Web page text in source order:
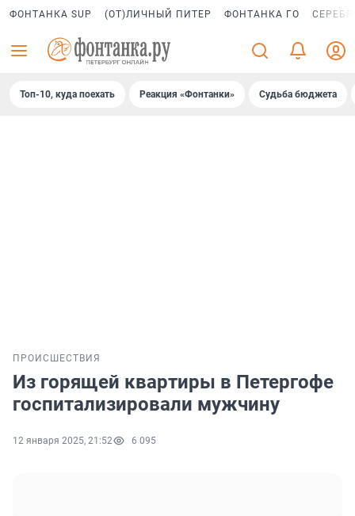
ФОНТАНКА SUP (ОТ)ЛИЧНЫЙ ПИТЕР ФОНТАНКА ГО
Топ-10, куда поехать Реакция «Фонтанки» Судьба бюджета
ПРОИСШЕСТВИЯ
Из горящей квартиры в Петергофе
госпитализировали мужчину
12 января 2025, 21:52 6 095